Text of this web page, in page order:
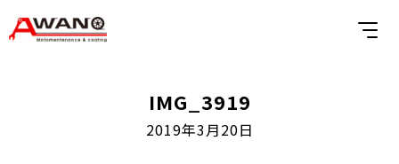
IMG_3919
2019年3月20日